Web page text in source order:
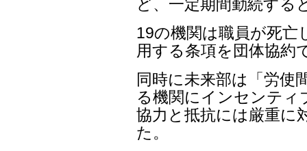
ど、一定期間勤続する
19の機関は職員が死亡
用する条項を団体協約
同時に未来部は「労使
る機関にインセンティ
協力と抵抗には厳重に
た。